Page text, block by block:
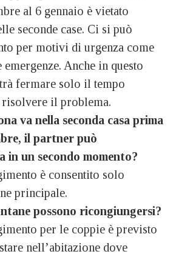
al 6 gennaio è vietato
seconde case. Ci si può
per motivi di urgenza come
Anche in questo
fermare solo il tempo
risolvere il problema.
va nella seconda casa prima
il partner può
in un secondo momento?
è consentito solo
principale.
possono ricongiungersi?
per le coppie è previsto
nell’abitazione dove